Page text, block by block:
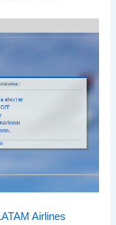
Airlines